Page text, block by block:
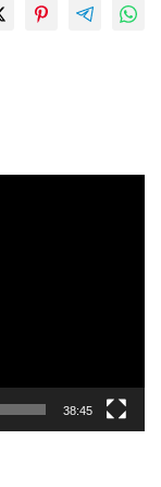
38:45